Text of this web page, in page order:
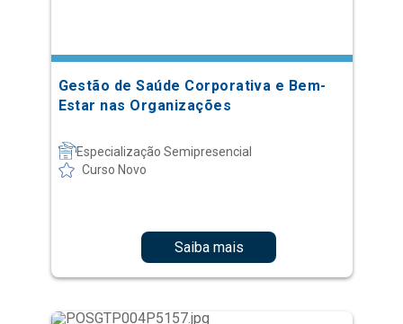
Gestão de Saúde Corporativa e Bem-
Estar nas Organizações
Especialização Semipresencial
Curso Novo
Saiba mais